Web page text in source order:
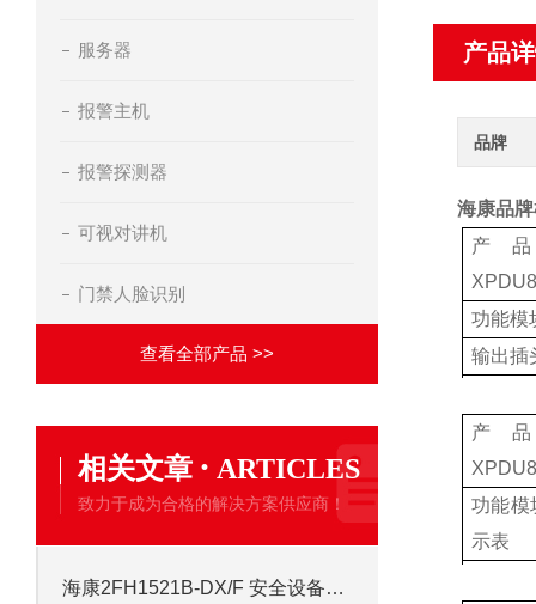
服务器
报警主机
报警探测器
可视对讲机
门禁人脸识别
查看全部产品 >>
相关文章 · ARTICLES
致力于成为合格的解决方案供应商！
海康2FH1521B-DX/F 安全设备配件安防
产品
品牌
海康品
产
功能模
输出插
座
产
功能模
示表